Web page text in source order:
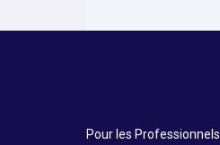
Pour les Professionnels